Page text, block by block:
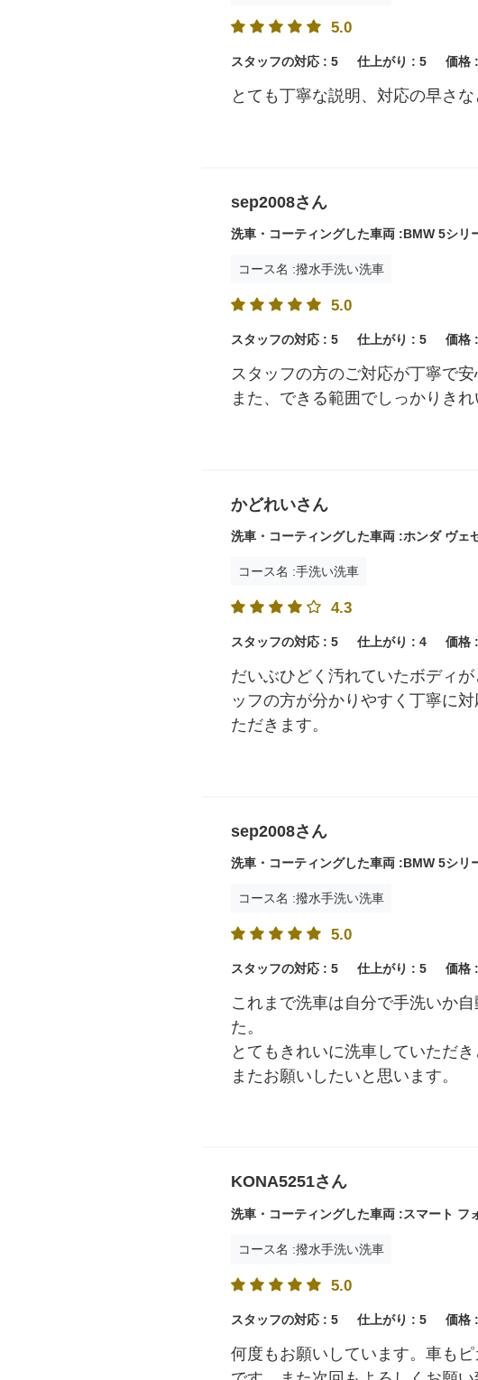
5.0
スタッフの対応 : 5 仕上がり : 5 価格 :
とても丁寧な説明、対応の早さ
sep2008さん
洗車・コーティングした車両 :BMW 5シリ
コース名 :撥水手洗い洗車
5.0
スタッフの対応 : 5 仕上がり : 5 価格 :
スタッフの方のご対応が丁寧で安
また、できる範囲でしっかりき
かどれいさん
洗車・コーティングした車両 :ホンダ ヴェ
コース名 :手洗い洗車
4.3
スタッフの対応 : 5 仕上がり : 4 価格 :
だいぶひどく汚れていたボディ
ッフの方が分かりやすく丁寧に
ただきます。
sep2008さん
洗車・コーティングした車両 :BMW 5シリ
コース名 :撥水手洗い洗車
5.0
スタッフの対応 : 5 仕上がり : 5 価格 :
これまで洗車は自分で手洗いか
た。
とてもきれいに洗車していただき
またお願いしたいと思います。
KONA5251さん
洗車・コーティングした車両 :スマート フ
コース名 :撥水手洗い洗車
5.0
スタッフの対応 : 5 仕上がり : 5 価格 :
何度もお願いしています。車も